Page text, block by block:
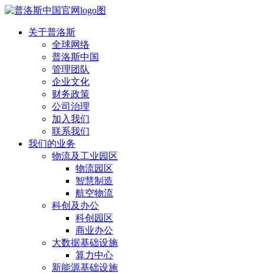
关于普洛斯
全球网络
普洛斯中国
管理团队
企业文化
财务政策
公司治理
加入我们
联系我们
我们的业务
物流及工业园区
物流园区
智慧制造
航空物流
科创及办公
科创园区
商业办公
大数据基础设施
算力中心
新能源基础设施